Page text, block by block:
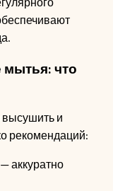
мытья: что
и
рекомендаций:
аккуратно